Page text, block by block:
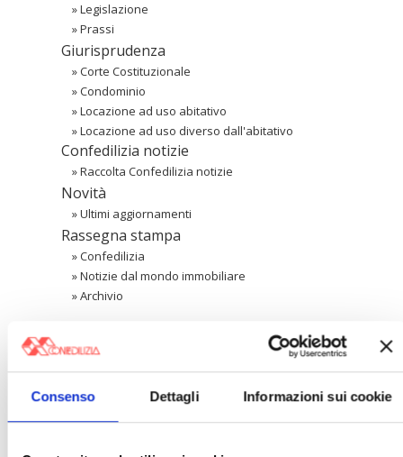
Consenso Dettagli Informazioni sui cookie
»Legislazione
»Prassi
Giurisprudenza
»Corte Costituzionale
»Condominio
»Locazione ad uso abitativo
»Locazione ad uso diverso dall'abitativo
Confedilizia notizie
»Raccolta Confedilizia notizie
Novità
»Ultimi aggiornamenti
Rassegna stampa
»Confedilizia
»Notizie dal mondo immobiliare
»Archivio
Cerca
〉 Area riservata Associazioni